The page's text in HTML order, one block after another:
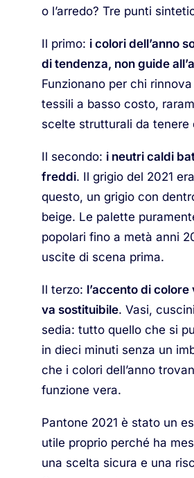
o l’arredo? Tre punti
Il primo: i colori dell’anno
di tendenza, non guide
Funzionano per chi
tessili a basso costo,
scelte strutturali da tenere
Il secondo: i neutri caldi
freddi. Il grigio del 2021
questo, un grigio con
beige. Le palette
popolari fino a metà anni
uscite di scena prima.
Il terzo: l’accento di colore
va sostituibile. Vasi,
sedia: tutto quello che si
in dieci minuti senza un
che i colori dell’anno
funzione vera.
Pantone 2021 è stato un
utile proprio perché ha
una scelta sicura e una